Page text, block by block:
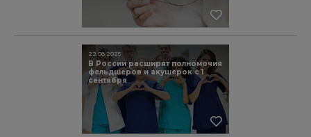
В России расширят полномочия
фельдшеров и акушерок с 1
сентября
22.08.2025